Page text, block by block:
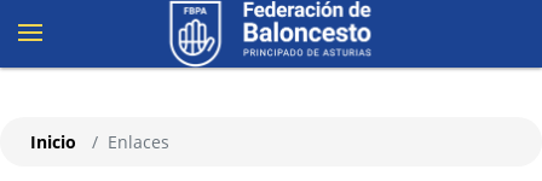
Inicio Enlaces